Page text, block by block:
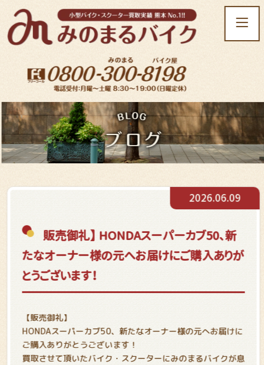
t
o
n
a
v
i
g
t
o
販売御礼】 HONDAスーパーカブ50、新
たなオーナー様の元へお届けにご購入ありが
とうございます！
2026.06.09
【販売御礼】
HONDAスーパーカブ50、新たなオーナー様の元へお届けに
ご購入ありがとうございます！
買取させて頂いたバイク・スクーターにみのまるバイクが息